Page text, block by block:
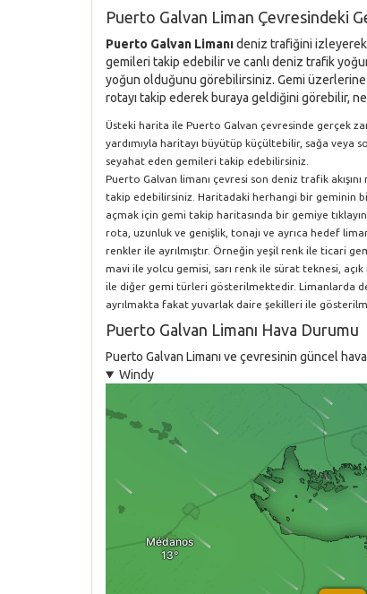
Puerto Galvan Liman Çevresindeki
Puerto Galvan Limanıdeniz trafiğini izleyerek
gemileri takip edebilir ve canlı deniz trafik
yoğun olduğunu görebilirsiniz. Gemi
rotayı takip ederek buraya geldiğini görebilir,
Üsteki harita ile Puerto Galvan çevresinde gerçek
yardımıyla haritayı büyütüp küçültebilir, sağa
seyahat eden gemileri takip edebilirsiniz.
Puerto Galvan limanı çevresi son deniz trafik
takip edebilirsiniz. Haritadaki herhangi bir geminin
açmak için gemi takip haritasında bir gemiye
rota, uzunluk ve genişlik, tonajı ve ayrıca hedef
renkler ile ayrılmıştır. Örneğin yeşil renk ile ticari
mavi ile yolcu gemisi, sarı renk ile sürat teknesi,
ile diğer gemi türleri gösterilmektedir. Limanlarda
ayrılmakta fakat yuvarlak daire şekilleri ile
Puerto Galvan Limanı Hava Durumu
Puerto Galvan Limanı ve çevresinin güncel
Windy